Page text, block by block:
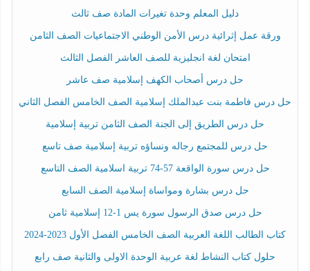
دليل المعلم وحدة تغيرات المادة صف ثالث
ورقة عمل إثرائية درس الأمن الوطني الاجتماعيات الصف الثامن
امتحان لغة انجليزية للصف العاشر الفصل الثالث
حل درس أصحاب الكهف إسلامية صف عاشر
حل درس فاطمة بنت عبدالملك إسلامية الصف الخامس الفصل الثاني
حل درس الطريق إلى الجنة الصف الثامن تربية إسلامية
حل درس للمجتمع رجاله ونساؤه تربية إسلامية صف تاسع
حل درس سورة الواقعة 57-74 تربية اسلامية الصف التاسع
حل درس بشارة ومواساة إسلامية الصف السابع
حل درس صدق الرسول سورة يس 1-12 إسلامية ثامن
كتاب الطالب اللغة العربية الصف الخامس الفصل الأول 2023-2024
حلول كتاب النشاط لغة عربية الوحدة الاولى والثانية صف رابع